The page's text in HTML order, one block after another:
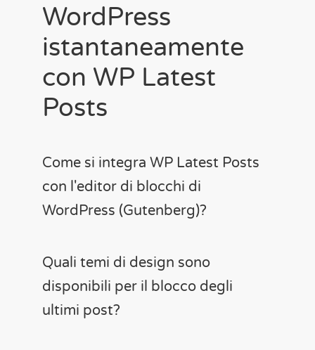
WordPress
istantaneamente
con WP Latest
Posts
Come si integra WP Latest Posts
con l'editor di blocchi di
WordPress (Gutenberg)?
Quali temi di design sono
disponibili per il blocco degli
ultimi post?